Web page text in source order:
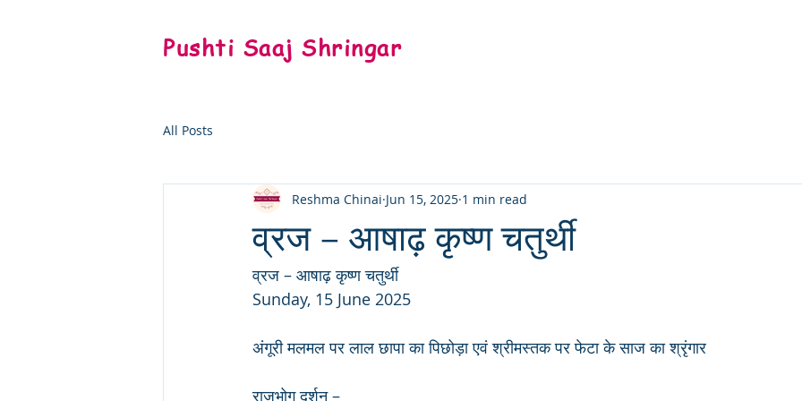
Pushti Saaj Shringar
All Posts
व्रज – आषाढ़ कृष्ण चतुर्थी
Reshma Chinai Jun 15, 2025 1 min read
व्रज – आषाढ़ कृष्ण चतुर्थी
Sunday, 15 June 2025
अंगूरी मलमल पर लाल छापा का पिछोड़ा एवं श्रीमस्तक पर फेटा के साज का श्रृंगार
राजभोग दर्शन –